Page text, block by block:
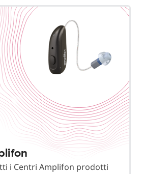
i Centri Amplifon prodotti